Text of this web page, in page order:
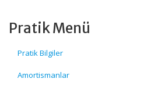
Pratik Menü
Pratik Bilgiler
Amortismanlar